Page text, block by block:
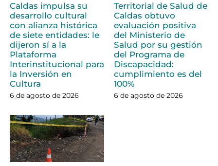
Caldas impulsa su
desarrollo cultural
con alianza histórica
de siete entidades: le
dijeron sí a la
Plataforma
Interinstitucional para
la Inversión en
Cultura
6 de agosto de 2026
Territorial de Salud de
Caldas obtuvo
evaluación positiva
del Ministerio de
Salud por su gestión
del Programa de
Discapacidad:
cumplimiento es del
100%
6 de agosto de 2026